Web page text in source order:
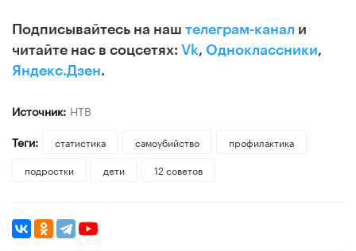
Подписывайтесь на наш телеграм-канал и
читайте нас в соцсетях: Vk, Одноклассники,
Яндекс.Дзен.
Источник: НТВ
Теги:
статистика самоубийство
профилактика
подростки
дети 12 советов